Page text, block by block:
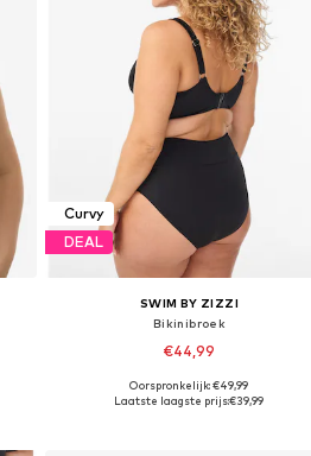
Curvy
DEAL
SWIM BY ZIZZI
Bikinibroek
€44,99
Beschikbaar in vele maten
Oorspronkelijk: €49,99
Laatste laagste prijs:€39,99